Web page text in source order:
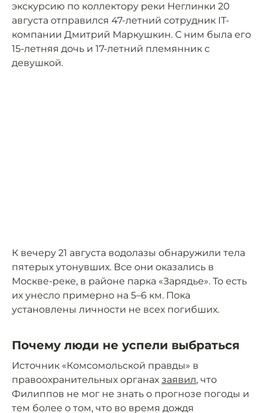
экскурсию по коллектору реки Неглинки 20
августа отправился 47-летний сотрудник IT-
компании Дмитрий Маркушкин. С ним была его
15-летняя дочь и 17-летний племянник с
девушкой.
К вечеру 21 августа водолазы обнаружили тела
пятерых утонувших. Все они оказались в
Москве-реке, в районе парка «Зарядье». То есть
их унесло примерно на 5–6 км. Пока
установлены личности не всех погибших.
Почему люди не успели выбраться
Источник «Комсомольской правды» в
правоохранительных органах заявил, что
Филиппов не мог не знать о прогнозе погоды и
тем более о том, что во время дождя